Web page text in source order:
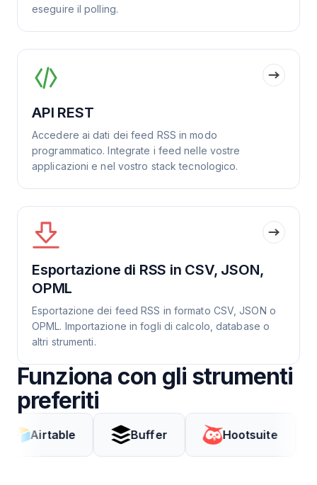
eseguire il polling.
API REST
Accedere ai dati dei feed RSS in modo
programmatico. Integrate i feed nelle vostre
applicazioni e nel vostro stack tecnologico.
Esportazione di RSS in CSV, JSON,
OPML
Esportazione dei feed RSS in formato CSV, JSON o
OPML. Importazione in fogli di calcolo, database o
altri strumenti.
Funziona con gli strumenti
preferiti
Buffer Hootsuite